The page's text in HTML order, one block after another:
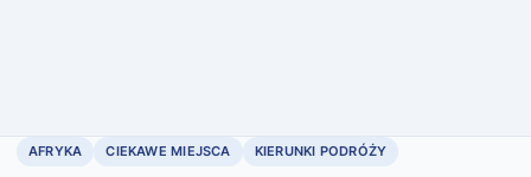
AFRYKA CIEKAWE MIEJSCA KIERUNKI PODRÓŻY